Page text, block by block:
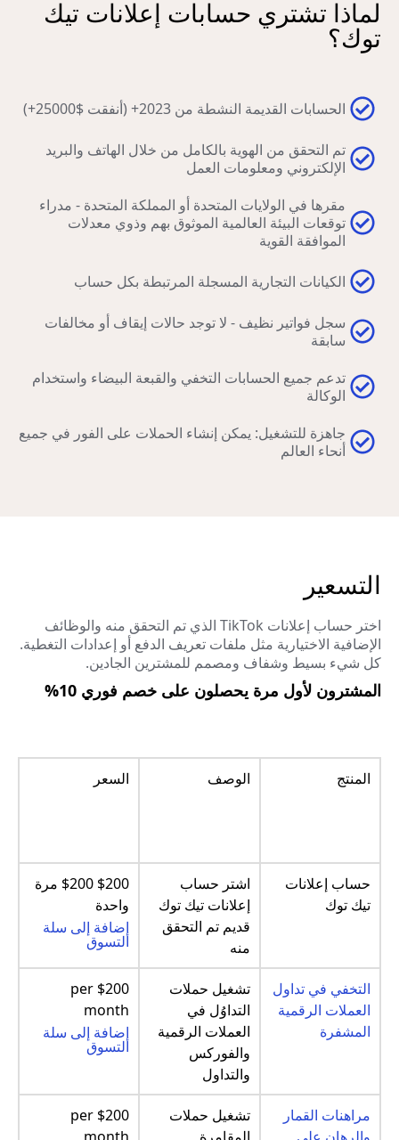
لماذا تشتري حسابات إعلانات تيك
توك؟
الحسابات القديمة النشطة من 2023+ (أنفقت $25000+)
تم التحقق من الهوية بالكامل من خلال الهاتف والبريد
الإلكتروني ومعلومات العمل
مقرها في الولايات المتحدة أو المملكة المتحدة - مدراء
توقعات البيئة العالمية الموثوق بهم وذوي معدلات
الموافقة القوية
الكيانات التجارية المسجلة المرتبطة بكل حساب
سجل فواتير نظيف - لا توجد حالات إيقاف أو مخالفات
سابقة
تدعم جميع الحسابات التخفي والقبعة البيضاء واستخدام
الوكالة
جاهزة للتشغيل: يمكن إنشاء الحملات على الفور في جميع
أنحاء العالم
التسعير
اختر حساب إعلانات TikTok الذي تم التحقق منه والوظائف
الإضافية الاختيارية مثل ملفات تعريف الدفع أو إعدادات التغطية.
كل شيء بسيط وشفاف ومصمم للمشترين الجادين.
المشترون لأول مرة يحصلون على خصم فوري 10%
المنتج الوصف السعر
حساب إعلانات
تيك توك
اشتر حساب
إعلانات تيك توك
قديم تم التحقق
منه
$200 $200 مرة
واحدة
إضافة إلى سلة
التسوق
التخفي في تداول
العملات الرقمية
المشفرة
تشغيل حملات
التداوُل في
العملات الرقمية
والفوركس
والتداول
$200 per
month
إضافة إلى سلة
التسوق
مراهنات القمار
والرهان على
تشغيل حملات
المقامرة
$200 per
month